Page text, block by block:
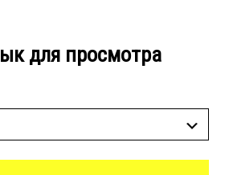
для просмотра